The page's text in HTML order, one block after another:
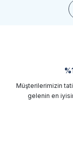
Müşterilerimizin
gelenin en